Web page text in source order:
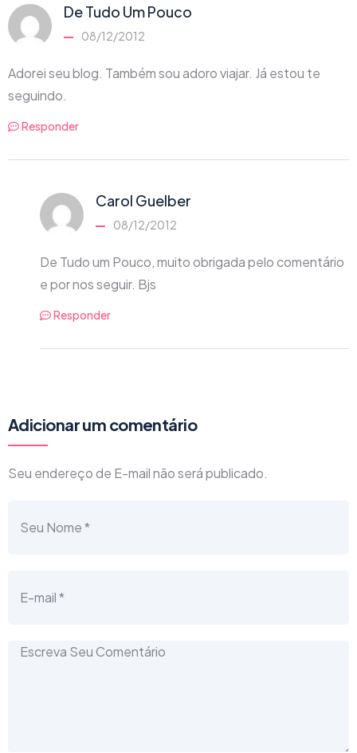
De Tudo Um Pouco
08/12/2012
Adorei seu blog. Também sou adoro viajar. Já estou te
seguindo.
Responder
Carol Guelber
08/12/2012
De Tudo um Pouco, muito obrigada pelo comentário
e por nos seguir. Bjs
Responder
Adicionar um comentário
Seu endereço de E-mail não será publicado.